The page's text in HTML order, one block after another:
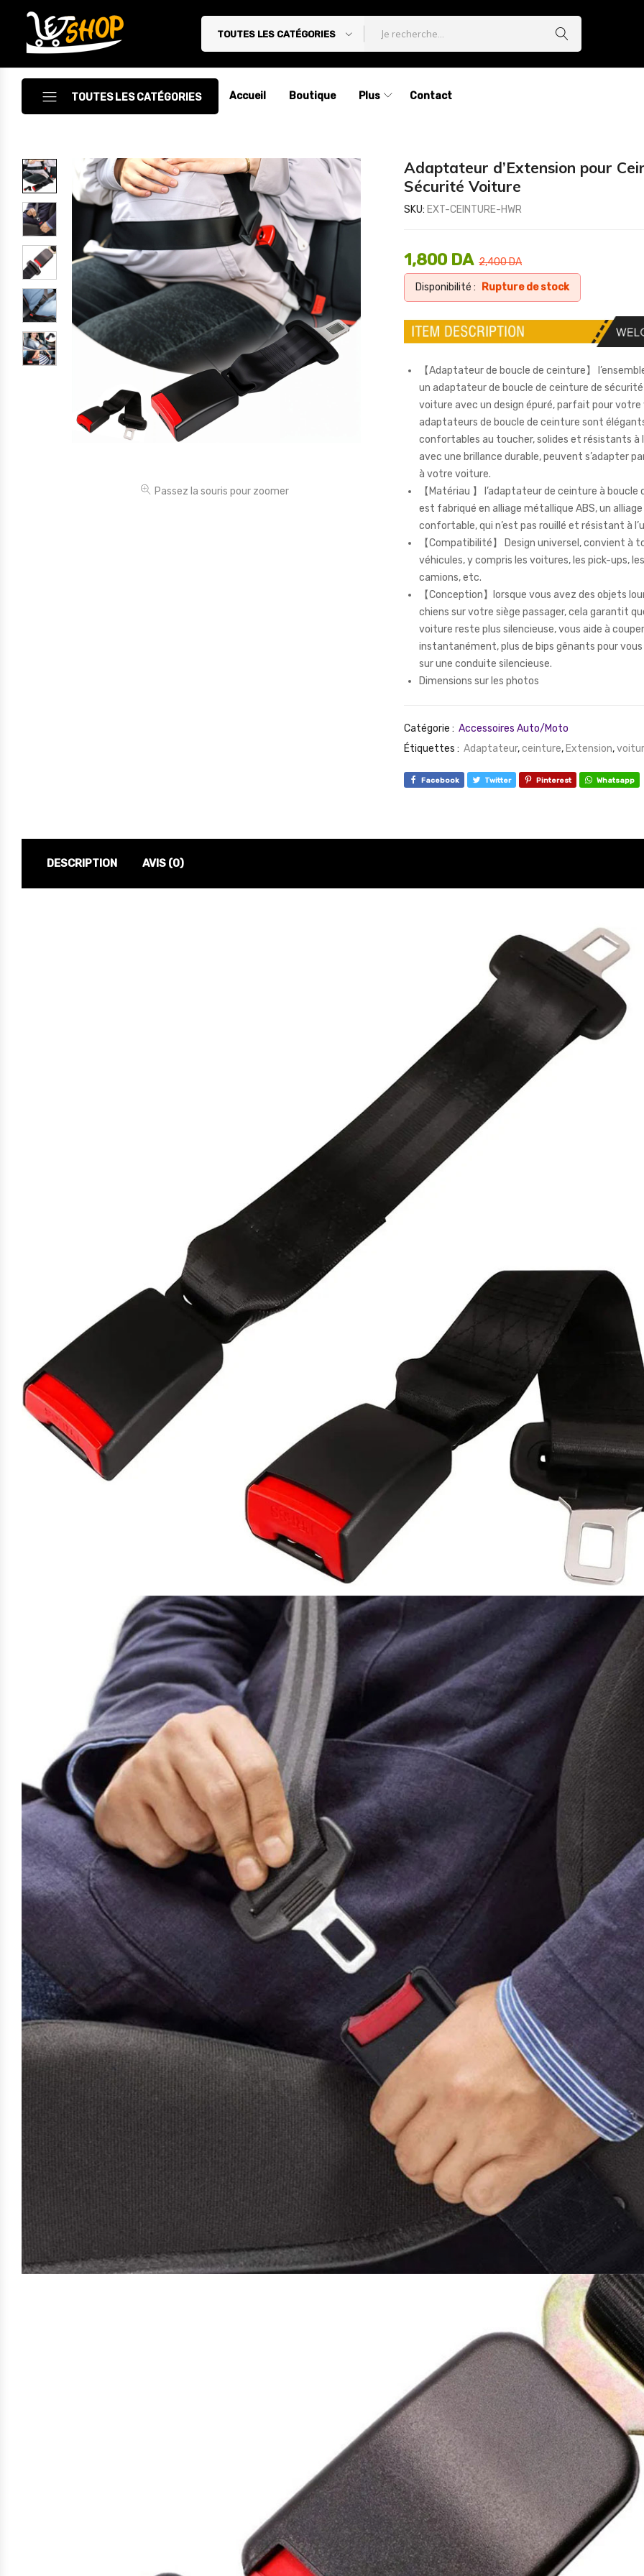
Letshop.dz
TOUTES LES CATÉGORIES
TOUTES LES CATÉGORIES
Accessoires
Accessoires Auto/Moto
Accessoires PC
Camping & Randonnée
Cuisine
Décoration
Electroménager
Électronique
Jouets
Maternité
Outillages & Bricolage
Accueil Boutique Plus Contact
Passez la souris pour zoomer
Adaptateur d’Extension pour
Sécurité Voiture
SKU: EXT-CEINTURE-HWR
2,400DA
1,800 DA
Disponibilité : Rupture de stock
【Adaptateur de boucle de ceinture】
un adaptateur de boucle de ceinture de
voiture avec un design épuré, parfait pour votre
adaptateurs de boucle de ceinture sont
confortables au toucher, solides et résistants à
avec une brillance durable, peuvent s’adapter
à votre voiture.
【Matériau 】 l’adaptateur de ceinture à boucle
est fabriqué en alliage métallique ABS, un alliage
confortable, qui n’est pas rouillé et résistant à
【Compatibilité】 Design universel, convient à
véhicules, y compris les voitures, les pick-ups, les
camions, etc.
【Conception】lorsque vous avez des objets
chiens sur votre siège passager, cela garantit
voiture reste plus silencieuse, vous aide à
instantanément, plus de bips gênants pour
sur une conduite silencieuse.
Dimensions sur les photos
Catégorie : Accessoires Auto/Moto
Étiquettes : Adaptateur,ceinture, Extension,
Facebook Twitter Pinterest Whatsapp
DESCRIPTION AVIS (0)